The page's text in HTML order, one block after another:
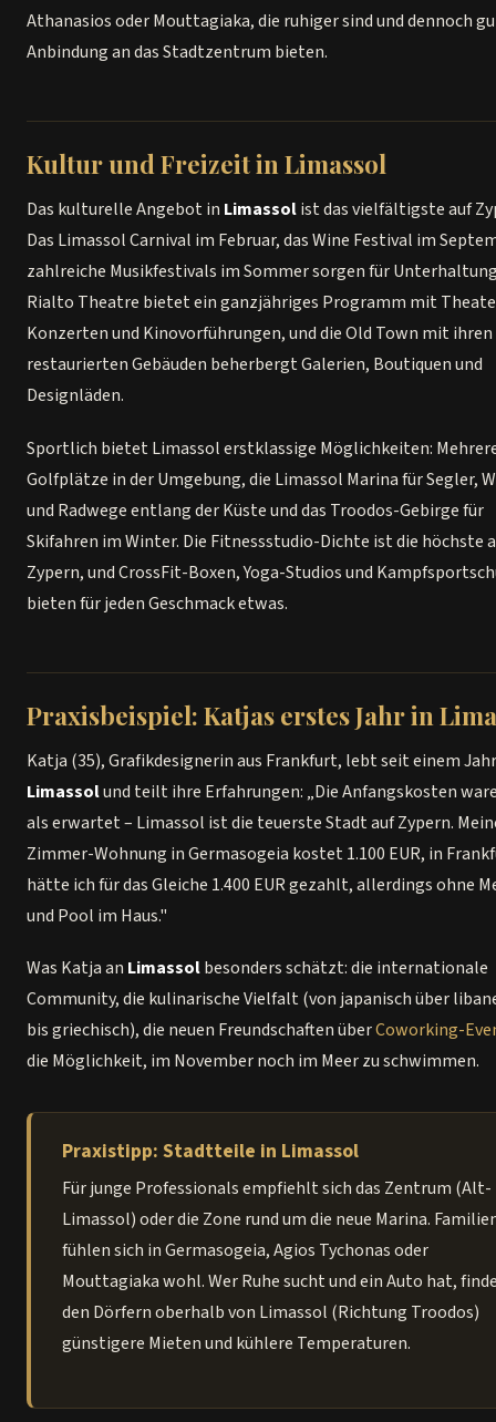
Athanasios oder Mouttagiaka, die ruhiger sind und dennoch
Anbindung an das Stadtzentrum bieten.
Kultur und Freizeit in Limassol
Das kulturelle Angebot in Limassolist das vielfältigste auf
Das Limassol Carnival im Februar, das Wine Festival im
zahlreiche Musikfestivals im Sommer sorgen für
Rialto Theatre bietet ein ganzjähriges Programm mit
Konzerten und Kinovorführungen, und die Old Town mit ihren
restaurierten Gebäuden beherbergt Galerien, Boutiquen und
Designläden.
Sportlich bietet Limassol erstklassige Möglichkeiten:
Golfplätze in der Umgebung, die Limassol Marina für Segler,
und Radwege entlang der Küste und das Troodos-Gebirge für
Skifahren im Winter. Die Fitnessstudio-Dichte ist die höchste
Zypern, und CrossFit-Boxen, Yoga-Studios und
bieten für jeden Geschmack etwas.
Praxisbeispiel: Katjas erstes Jahr in
Katja (35), Grafikdesignerin aus Frankfurt, lebt seit einem
Limassolund teilt ihre Erfahrungen: „Die Anfangskosten
als erwartet – Limassol ist die teuerste Stadt auf Zypern.
Zimmer-Wohnung in Germasogeia kostet 1.100 EUR, in
hätte ich für das Gleiche 1.400 EUR gezahlt, allerdings ohne
und Pool im Haus."
Was Katja an Limassolbesonders schätzt: die internationale
Community, die kulinarische Vielfalt (von japanisch über
bis griechisch), die neuen Freundschaften überCoworking-
die Möglichkeit, im November noch im Meer zu schwimmen.
Praxistipp: Stadtteile in Limassol
Für junge Professionals empfiehlt sich das Zentrum (Alt-
Limassol) oder die Zone rund um die neue Marina.
fühlen sich in Germasogeia, Agios Tychonas oder
Mouttagiaka wohl. Wer Ruhe sucht und ein Auto hat,
den Dörfern oberhalb von Limassol (Richtung Troodos)
günstigere Mieten und kühlere Temperaturen.